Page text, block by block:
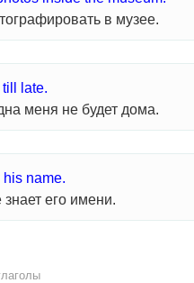
в музее.
till late.
меня не будет дома.
name.
его имени.